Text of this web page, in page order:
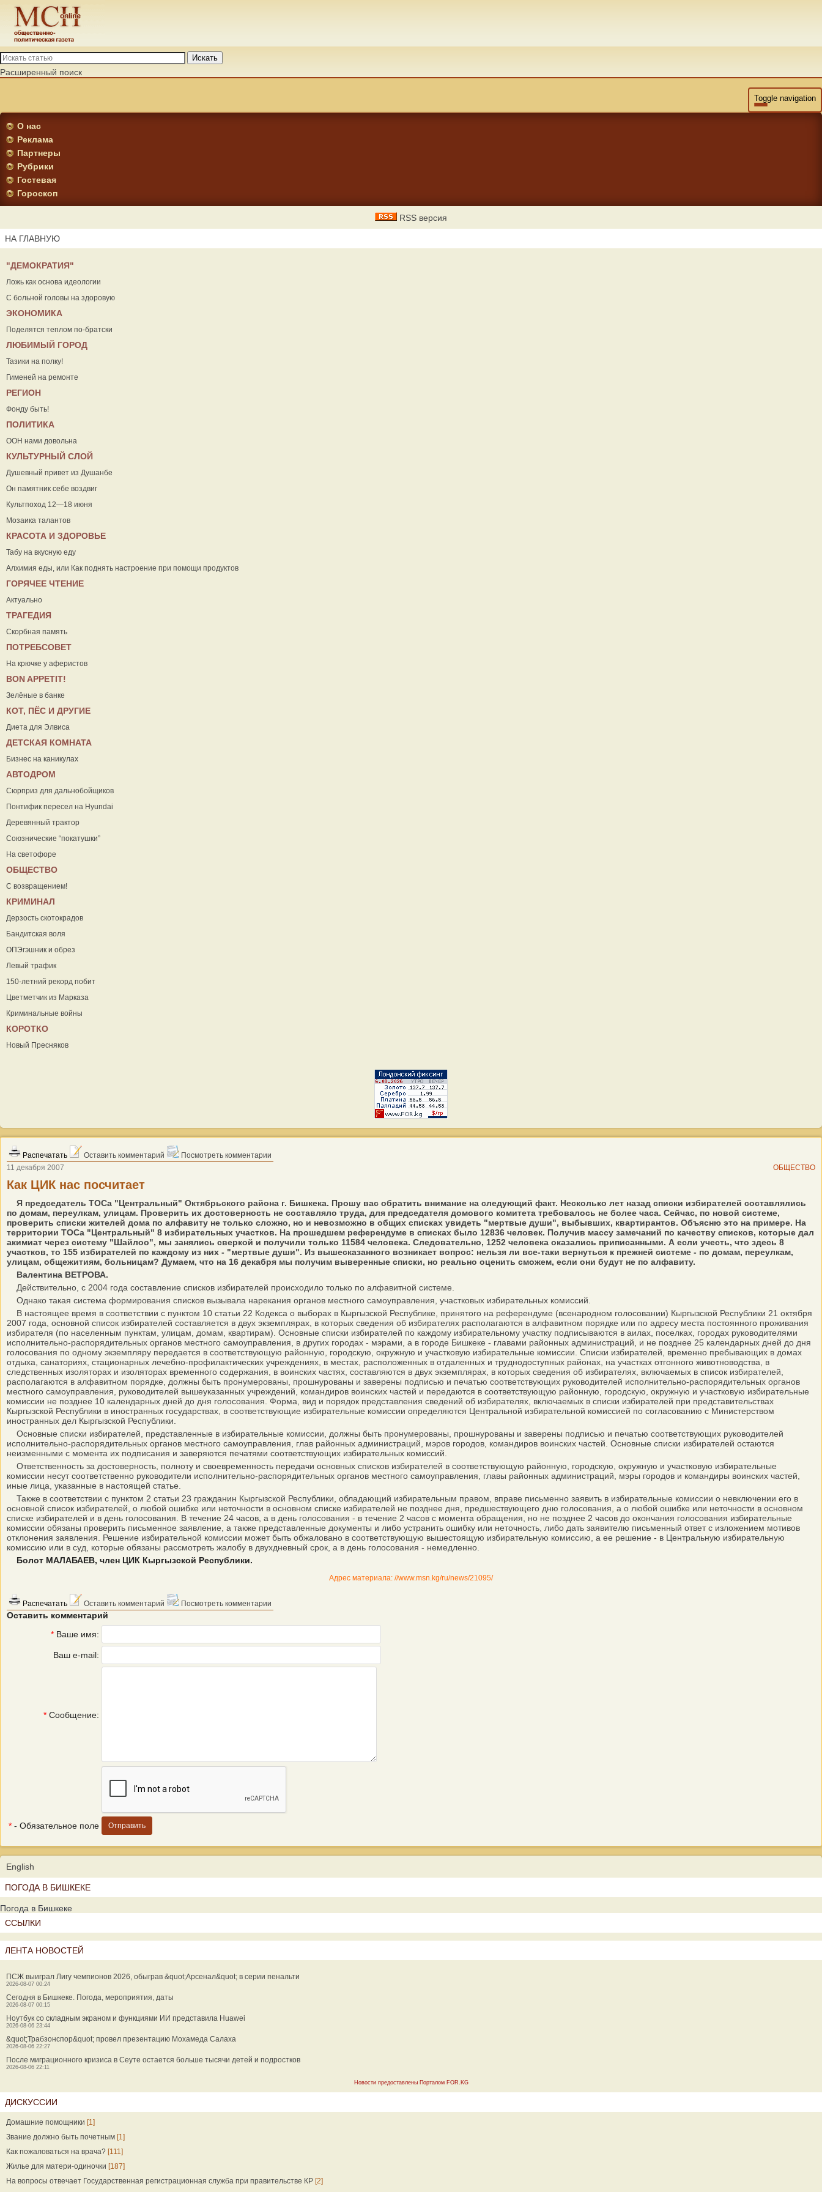
Искать
Расширенный поиск
Toggle navigation
О нас
Реклама
Партнеры
Рубрики
Гостевая
Гороскоп
RSS версия
НА ГЛАВНУЮ
"ДЕМОКРАТИЯ"
Ложь как основа идеологии
С больной головы на здоровую
ЭКОНОМИКА
Поделятся теплом по-братски
ЛЮБИМЫЙ ГОРОД
Тазики на полку!
Гименей на ремонте
РЕГИОН
Фонду быть!
ПОЛИТИКА
ООН нами довольна
КУЛЬТУРНЫЙ СЛОЙ
Душевный привет из Душанбе
Он памятник себе воздвиг
Культпоход 12—18 июня
Мозаика талантов
КРАСОТА И ЗДОРОВЬЕ
Табу на вкусную еду
Алхимия еды, или Как поднять настроение при помощи продуктов
ГОРЯЧЕЕ ЧТЕНИЕ
Актуально
ТРАГЕДИЯ
Скорбная память
ПОТРЕБСОВЕТ
На крючке у аферистов
ВON APPETIT!
Зелёные в банке
КОТ, ПЁС И ДРУГИЕ
Диета для Элвиса
ДЕТСКАЯ КОМНАТА
Бизнес на каникулах
АВТОДРОМ
Сюрприз для дальнобойщиков
Понтифик пересел на Hyundai
Деревянный трактор
Союзнические “покатушки”
На светофоре
ОБЩЕСТВО
С возвращением!
КРИМИНАЛ
Дерзость скотокрадов
Бандитская воля
ОПЭгэшник и обрез
Левый трафик
150-летний рекорд побит
Цветметчик из Марказа
Криминальные войны
КОРОТКО
Новый Пресняков
Распечатать Оставить комментарий
Посмотреть комментарии
11 декабря 2007
ОБЩЕСТВО
Как ЦИК нас посчитает
Я председатель ТОСа "Центральный" Октябрьского района г. Бишкека. Прошу вас обратить внимание на следующий факт. Несколько лет назад списки избирателей составлялись
по домам, переулкам, улицам. Проверить их достоверность не составляло труда, для председателя домового комитета требовалось не более часа. Сейчас, по новой системе,
проверить списки жителей дома по алфавиту не только сложно, но и невозможно в общих списках увидеть "мертвые души", выбывших, квартирантов. Объясню это на примере. На
территории ТОСа "Центральный" 8 избирательных участков. На прошедшем референдуме в списках было 12836 человек. Получив массу замечаний по качеству списков, которые дал
акимиат через систему "Шайлоо", мы занялись сверкой и получили только 11584 человека. Следовательно, 1252 человека оказались приписанными. А если учесть, что здесь 8
участков, то 155 избирателей по каждому из них - "мертвые души". Из вышесказанного возникает вопрос: нельзя ли все-таки вернуться к прежней системе - по домам, переулкам,
улицам, общежитиям, больницам? Думаем, что на 16 декабря мы получим выверенные списки, но реально оценить сможем, если они будут не по алфавиту.
Валентина ВЕТРОВА.
Действительно, с 2004 года составление списков избирателей происходило только по алфавитной системе.
Однако такая система формирования списков вызывала нарекания органов местного самоуправления, участковых избирательных комиссий.
В настоящее время в соответствии с пунктом 10 статьи 22 Кодекса о выборах в Кыргызской Республике, принятого на референдуме (всенародном голосовании) Кыргызской Республики 21 октября
2007 года, основной список избирателей составляется в двух экземплярах, в которых сведения об избирателях располагаются в алфавитном порядке или по адресу места постоянного проживания
избирателя (по населенным пунктам, улицам, домам, квартирам). Основные списки избирателей по каждому избирательному участку подписываются в аилах, поселках, городах руководителями
исполнительно-распорядительных органов местного самоуправления, в других городах - мэрами, а в городе Бишкеке - главами районных администраций, и не позднее 25 календарных дней до дня
голосования по одному экземпляру передается в соответствующую районную, городскую, окружную и участковую избирательные комиссии. Списки избирателей, временно пребывающих в домах
отдыха, санаториях, стационарных лечебно-профилактических учреждениях, в местах, расположенных в отдаленных и труднодоступных районах, на участках отгонного животноводства, в
следственных изоляторах и изоляторах временного содержания, в воинских частях, составляются в двух экземплярах, в которых сведения об избирателях, включаемых в список избирателей,
располагаются в алфавитном порядке, должны быть пронумерованы, прошнурованы и заверены подписью и печатью соответствующих руководителей исполнительно-распорядительных органов
местного самоуправления, руководителей вышеуказанных учреждений, командиров воинских частей и передаются в соответствующую районную, городскую, окружную и участковую избирательные
комиссии не позднее 10 календарных дней до дня голосования. Форма, вид и порядок представления сведений об избирателях, включаемых в списки избирателей при представительствах
Кыргызской Республики в иностранных государствах, в соответствующие избирательные комиссии определяются Центральной избирательной комиссией по согласованию с Министерством
иностранных дел Кыргызской Республики.
Основные списки избирателей, представленные в избирательные комиссии, должны быть пронумерованы, прошнурованы и заверены подписью и печатью соответствующих руководителей
исполнительно-распорядительных органов местного самоуправления, глав районных администраций, мэров городов, командиров воинских частей. Основные списки избирателей остаются
неизменными с момента их подписания и заверяются печатями соответствующих избирательных комиссий.
Ответственность за достоверность, полноту и своевременность передачи основных списков избирателей в соответствующую районную, городскую, окружную и участковую избирательные
комиссии несут соответственно руководители исполнительно-распорядительных органов местного самоуправления, главы районных администраций, мэры городов и командиры воинских частей,
иные лица, указанные в настоящей статье.
Также в соответствии с пунктом 2 статьи 23 гражданин Кыргызской Республики, обладающий избирательным правом, вправе письменно заявить в избирательные комиссии о невключении его в
основной список избирателей, о любой ошибке или неточности в основном списке избирателей не позднее дня, предшествующего дню голосования, а о любой ошибке или неточности в основном
списке избирателей и в день голосования. В течение 24 часов, а в день голосования - в течение 2 часов с момента обращения, но не позднее 2 часов до окончания голосования избирательные
комиссии обязаны проверить письменное заявление, а также представленные документы и либо устранить ошибку или неточность, либо дать заявителю письменный ответ с изложением мотивов
отклонения заявления. Решение избирательной комиссии может быть обжаловано в соответствующую вышестоящую избирательную комиссию, а ее решение - в Центральную избирательную
комиссию или в суд, которые обязаны рассмотреть жалобу в двухдневный срок, а в день голосования - немедленно.
Болот МАЛАБАЕВ, член ЦИК Кыргызской Республики.
Адрес материала: //www.msn.kg/ru/news/21095/
Распечатать Оставить комментарий Посмотреть комментарии
Оставить комментарий
* Ваше имя:
Ваш e-mail:
* Сообщение:
* - Обязательное поле
English
ПОГОДА В БИШКЕКЕ
Погода в Бишкеке
ССЫЛКИ
ЛЕНТА НОВОСТЕЙ
ПСЖ выиграл Лигу чемпионов 2026, обыграв &quot;Арсенал&quot; в серии пенальти
2026-08-07 00:24
Сегодня в Бишкеке. Погода, мероприятия, даты
2026-08-07 00:15
Ноутбук со складным экраном и функциями ИИ представила Huawei
2026-08-06 23:44
&quot;Трабзонспор&quot; провел презентацию Мохамеда Салаха
2026-08-06 22:27
После миграционного кризиса в Сеуте остается больше тысячи детей и подростков
2026-08-06 22:11
Новости предоставлены Порталом FOR.KG
ДИСКУССИИ
Домашние помощники [1]
Звание должно быть почетным [1]
Как пожаловаться на врача? [111]
Жилье для матери-одиночки [187]
На вопросы отвечает Государственная регистрационная служба при правительстве КР [2]